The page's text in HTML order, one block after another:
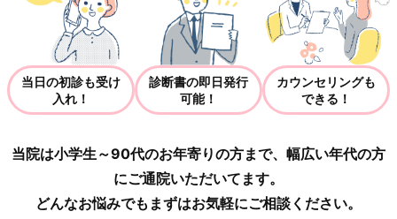
当日の初診も受け
入れ！
診断書の即日発行
可能！
カウンセリングも
できる！
当院は小学生～90代のお年寄りの方まで、幅広い年代の方
にご通院いただいてます。
どんなお悩みでもまずはお気軽にご相談ください。